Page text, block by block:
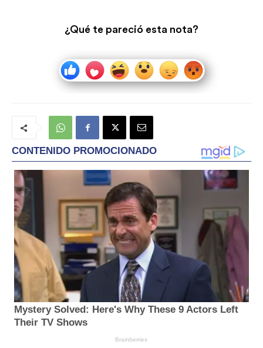
¿Qué te pareció esta nota?